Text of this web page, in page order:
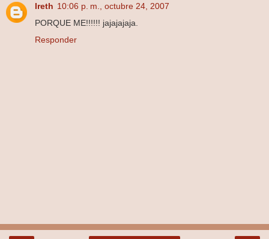
Ireth 10:06 p. m., octubre 24, 2007
PORQUE ME!!!!!! jajajajaja.
Responder